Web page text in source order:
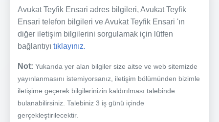
Avukat Teyfik Ensari adres bilgileri, Avukat Teyfik
Ensari telefon bilgileri ve Avukat Teyfik Ensari 'ın
diğer iletişim bilgilerini sorgulamak için lütfen
bağlantıyı tıklayınız.
Not: Yukarıda yer alan bilgiler size aitse ve web sitemizde
yayınlanmasını istemiyorsanız, iletişim bölümünden bizimle
iletişime geçerek bilgilerinizin kaldırılması talebinde
bulanabilirsiniz. Talebiniz 3 iş günü içinde
gerçekleştirilecektir.